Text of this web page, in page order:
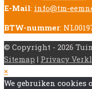
E-Mail: info@tm-
BTW-nummer:
© Copyright - 2026
Sitemap | Privacy
Back
To
×
We gebruiken cookies